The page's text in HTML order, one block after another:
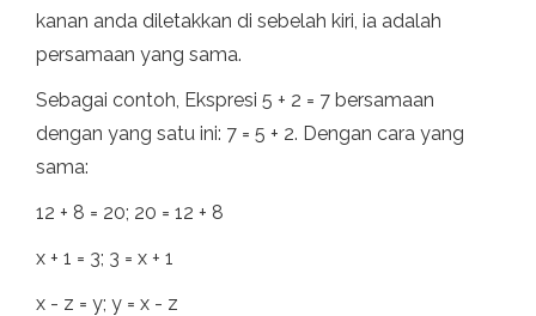
kanan anda diletakkan di sebelah kiri, ia adalah
persamaan yang sama.
Sebagai contoh, Ekspresi 5 + 2 = 7 bersamaan
dengan yang satu ini: 7 = 5 + 2. Dengan cara yang
sama:
12 + 8 = 20; 20 = 12 + 8
x + 1 = 3; 3 = x + 1
x - z = y; y = x - z